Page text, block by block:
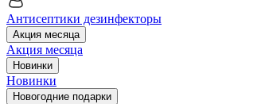
Антисептики дезинфекторы
Акция месяца
Акция месяца
Новинки
Новинки
Новогодние подарки